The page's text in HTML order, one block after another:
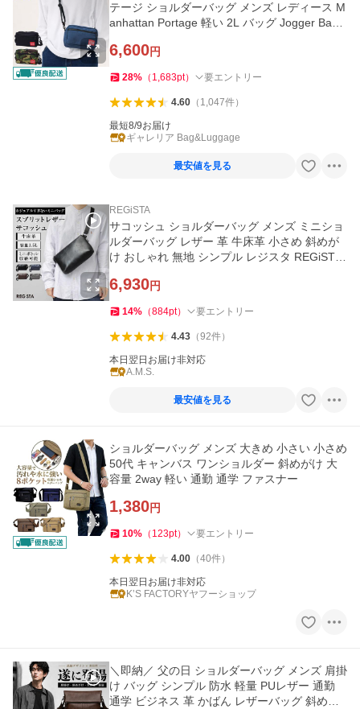
テージ ショルダーバッグ メンズ レディース M
anhattan Portage 軽い 2L バッグ Jogger Bag
6,600円
28% （ 1,683pt） 要エントリー
4.60（ 1,047件）
最短8/9お届け
ギャレリア Bag&Luggage
最安値を見る
REGiSTA
サコッシュ ショルダーバッグ メンズ ミニショ
ルダーバッグ レザー 革 牛床革 小さめ 斜めが
け おしゃれ 無地 シンプル レジスタ REGiSTA
6,930円
14% （884pt） 要エントリー
4.43（92件）
本日翌日お届け非対応
A.M.S.
最安値を見る
ショルダーバッグ メンズ 大きめ 小さい 小さめ
50代 キャンバス ワンショルダー 斜めがけ 大
容量 2way 軽い 通勤 通学 ファスナー
1,380円
10% （ 123pt） 要エントリー
4.00（40件）
本日翌日お届け非対応
K’S FACTORYヤフーショップ
＼即納／ 父の日 ショルダーバッグ メンズ 肩掛
け バッグ シンプル 防水 軽量 PUレザー 通勤
通学 ビジネス 革 かばん レザーバッグ 斜めが